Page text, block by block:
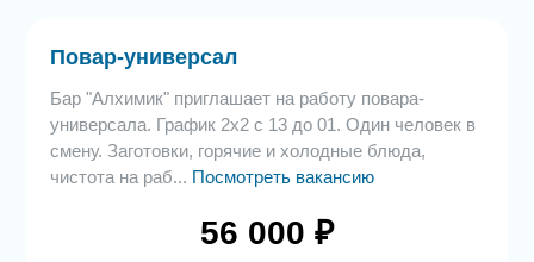
Повар-универсал
Бар "Алхимик" приглашает на работу повара-
универсала. График 2х2 с 13 до 01. Один человек в
смену. Заготовки, горячие и холодные блюда,
чистота на раб... Посмотреть вакансию
56 000 ₽